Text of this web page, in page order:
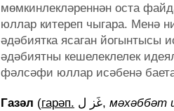
мөмкинлекләреннән оста
юллар китереп чыгара. Менә
әдәбиятка ясаган йогынтысы
әдәбиятны кешелеклелек
фәлсәфи юллар исәбенә
Газәл (гарәп. غَز ل‎, мәхәббәт